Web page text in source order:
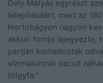
Dely Mátyás egyrészt
telepítéséért, mert az
Hortobágyon nagyon
akkori forrás lejegyezte,
partján korhadoztak
vízimalomnál dacolt
tölgyfa.”